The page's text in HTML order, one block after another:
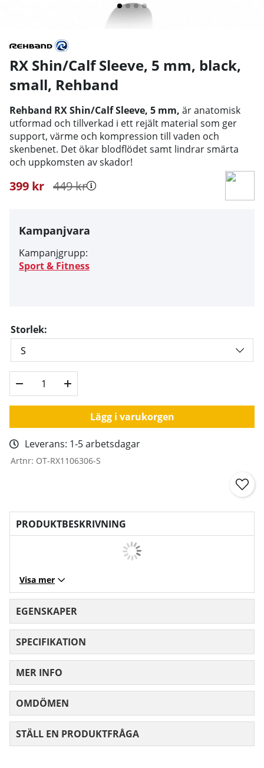
RX Shin/Calf Sleeve, 5 mm, black,
small, Rehband
Rehband RX Shin/Calf Sleeve, 5 mm, är anatomisk
utformad och tillverkad i ett rejält material som ger
support, värme och kompression till vaden och
skenbenet. Det ökar blodflödet samt lindrar smärta
och uppkomsten av skador!
449kr
399 kr
Kampanjvara
Kampanjgrupp:
Sport & Fitness
Storlek:
Lägg i varukorgen
Leverans: 1-5 arbetsdagar
Artnr: OT-RX1106306-S
PRODUKTBESKRIVNING
Visa mer
EGENSKAPER
SPECIFIKATION
MER INFO
OMDÖMEN
STÄLL EN PRODUKTFRÅGA